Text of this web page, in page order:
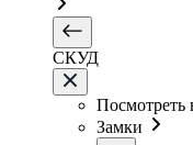
СКУД
Посмотреть
Замки